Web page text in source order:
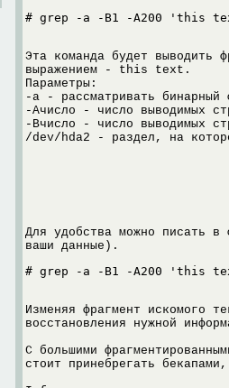
# grep -a -B1 -A200 'this
Эта команда будет выводить
выражением - this text.
Параметры:
-a - рассматривать бинарный
-Aчисло - число выводимых
-Bчисло - число выводимых
/dev/hda2 - раздел, на
Для удобства можно писать
ваши данные).
# grep -a -B1 -A200 'this
Изменяя фрагмент искомого
восстановления нужной
С большими
стоит принебрегать